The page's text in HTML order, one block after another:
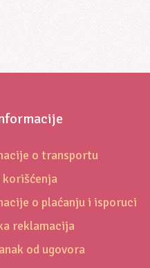
o transportu
korišćenja
o plaćanju i isporuci
reklamacija
od ugovora